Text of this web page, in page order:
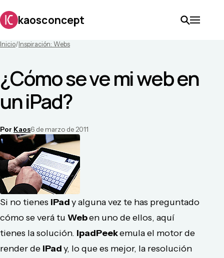
kaosconcept
Inicio/ Inspiración: Webs
¿Cómo se ve mi web en
un iPad?
Por Kaos6 de marzo de 2011
Si no tienes iPady alguna vez te has preguntado
cómo se verá tu Weben uno de ellos, aquí
tienes la solución. IpadPeekemula el motor de
render de iPady, lo que es mejor, la resolución